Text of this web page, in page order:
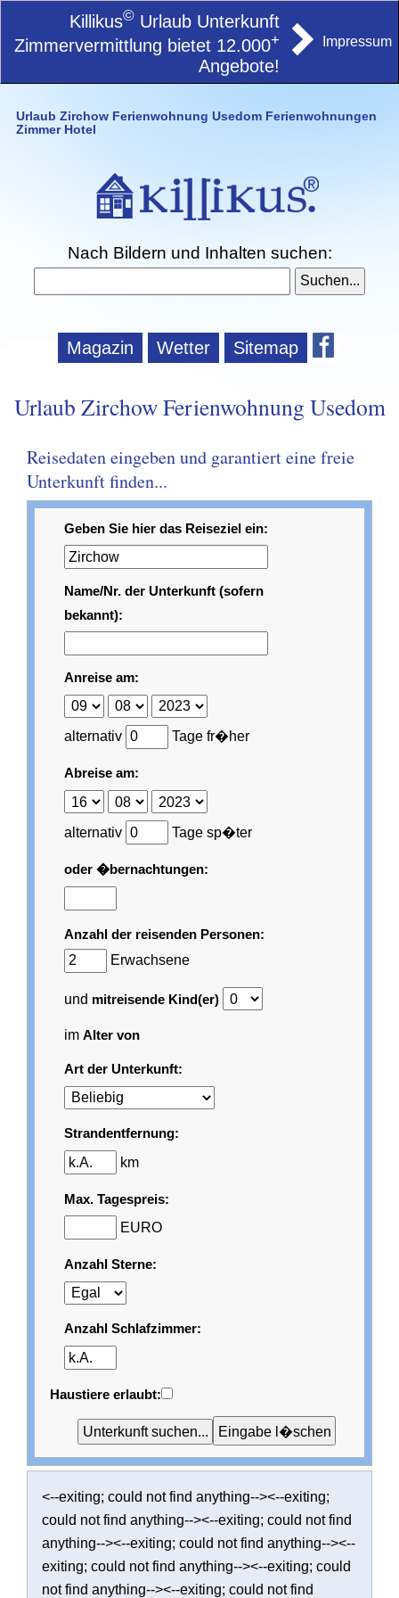
Killikus© Urlaub Unterkunft
Zimmervermittlung bietet 12.000+
Angebote!
Impressum
Urlaub Zirchow Ferienwohnung Usedom Ferienwohnungen
Zimmer Hotel
Nach Bildern und Inhalten suchen:
Magazin Wetter Sitemap
Urlaub Zirchow Ferienwohnung Usedom
Reisedaten eingeben und garantiert eine freie
Unterkunft finden...
Geben Sie hier das Reiseziel ein:
Name/Nr. der Unterkunft (sofern
bekannt):
Anreise am:
alternativ Tage fr�her
Abreise am:
alternativ Tage sp�ter
oder �bernachtungen:
Anzahl der reisenden Personen:
Erwachsene
und mitreisende Kind(er)
imAlter von
Art der Unterkunft:
Strandentfernung:
km
Max. Tagespreis:
EURO
Anzahl Sterne:
Anzahl Schlafzimmer:
Haustiere erlaubt:
<--exiting; could not find anything--><--exiting;
could not find anything--><--exiting; could not find
anything--><--exiting; could not find anything--><--
exiting; could not find anything--><--exiting; could
not find anything--><--exiting; could not find